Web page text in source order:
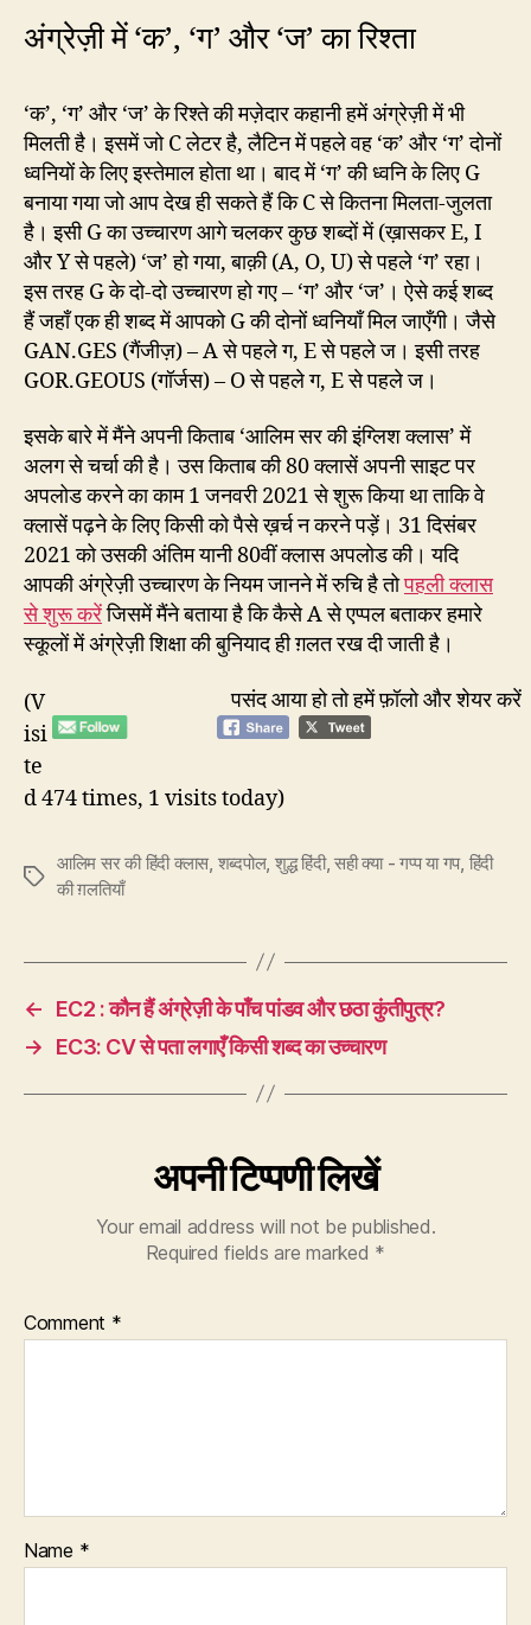
अंग्रेज़ी में ‘क’, ‘ग’ और ‘ज’ का रिश्ता
‘क’, ‘ग’ और ‘ज’ के रिश्ते की मज़ेदार कहानी हमें अंग्रेज़ी में भी
मिलती है। इसमें जो C लेटर है, लैटिन में पहले वह ‘क’ और ‘ग’ दोनों
ध्वनियों के लिए इस्तेमाल होता था। बाद में ‘ग’ की ध्वनि के लिए G
बनाया गया जो आप देख ही सकते हैं कि C से कितना मिलता-जुलता
है। इसी G का उच्चारण आगे चलकर कुछ शब्दों में (ख़ासकर E, I
और Y से पहले) ‘ज’ हो गया, बाक़ी (A, O, U) से पहले ‘ग’ रहा।
इस तरह G के दो-दो उच्चारण हो गए – ‘ग’ और ‘ज’। ऐसे कई शब्द
हैं जहाँ एक ही शब्द में आपको G की दोनों ध्वनियाँ मिल जाएँगी। जैसे
GAN.GES (गैंजीज़) – A से पहले ग, E से पहले ज। इसी तरह
GOR.GEOUS (गॉर्जस) – O से पहले ग, E से पहले ज।
इसके बारे में मैंने अपनी किताब ‘आलिम सर की इंग्लिश क्लास’ में
अलग से चर्चा की है। उस किताब की 80 क्लासें अपनी साइट पर
अपलोड करने का काम 1 जनवरी 2021 से शुरू किया था ताकि वे
क्लासें पढ़ने के लिए किसी को पैसे ख़र्च न करने पड़ें। 31 दिसंबर
2021 को उसकी अंतिम यानी 80वीं क्लास अपलोड की। यदि
आपकी अंग्रेज़ी उच्चारण के नियम जानने में रुचि है तोपहली क्लास
से शुरू करेंजिसमें मैंने बताया है कि कैसे A से एप्पल बताकर हमारे
स्कूलों में अंग्रेज़ी शिक्षा की बुनियाद ही ग़लत रख दी जाती है।
पसंद आया हो तो हमें फ़ॉलो और शेयर करें
(V
isi
te
d 474 times, 1 visits today)
Tags
आलिम सर की हिंदी क्लास शब्दपोल, शुद्ध हिंदी,सही क्या - गप्प या गप, हिंदी
की ग़लतियाँ
←
EC2 : कौन हैं अंग्रेज़ी के पाँच पांडव और छठा कुंतीपुत्र?
→
EC3: CV से पता लगाएँ किसी शब्द का उच्चारण
अपनी टिप्पणी लिखें
Your email address will not be published.
Required fields are marked *
Comment *
Name *